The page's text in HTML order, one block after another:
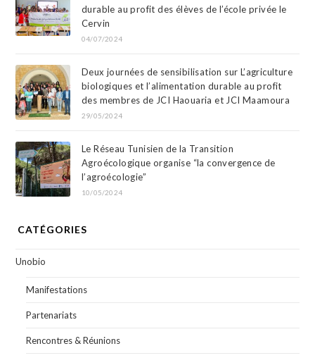
durable au profit des élèves de l’école privée le
Cervin
04/07/2024
Deux journées de sensibilisation sur L’agriculture
biologiques et l’alimentation durable au profit
des membres de JCI Haouaria et JCI Maamoura
29/05/2024
Le Réseau Tunisien de la Transition
Agroécologique organise “la convergence de
l’agroécologie”
10/05/2024
CATÉGORIES
Unobio
Manifestations
Partenariats
Rencontres & Réunions